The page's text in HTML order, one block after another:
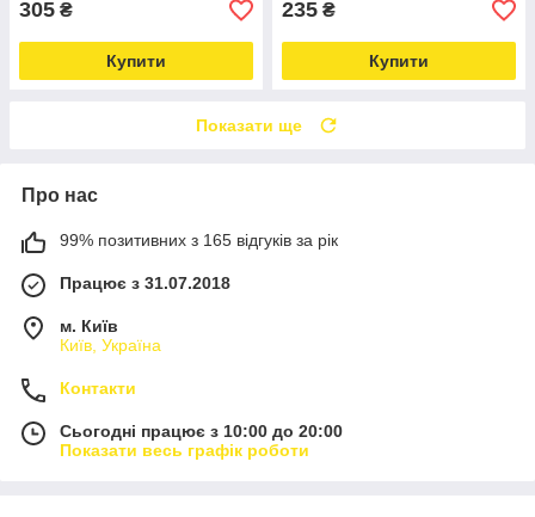
305 ₴
Купити
235 ₴
Купити
Показати ще
Про нас
99% позитивних з 165 відгуків за рік
Працює з 31.07.2018
м. Київ
Київ, Україна
Контакти
Сьогодні працює з 10:00 до 20:00
Показати весь графік роботи